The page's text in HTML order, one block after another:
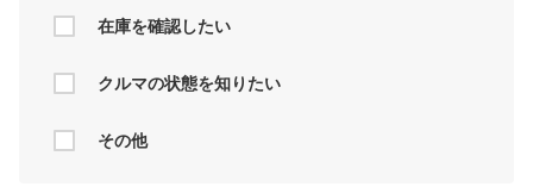
在庫を確認したい
クルマの状態を知りたい
その他